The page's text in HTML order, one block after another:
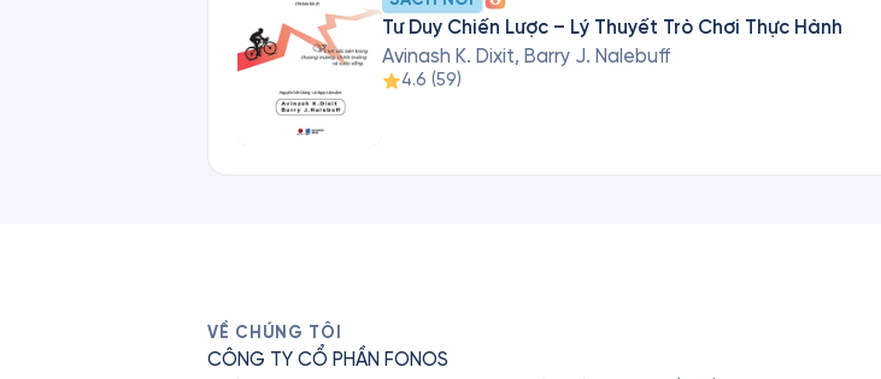
Tư Duy Chiến Lược – Lý Thuyết Trò Chơi Thực Hành
Avinash K. Dixit, Barry J. Nalebuff
4.6 (59)
VỀ CHÚNG TÔI
CÔNG TY CỔ PHẦN FONOS